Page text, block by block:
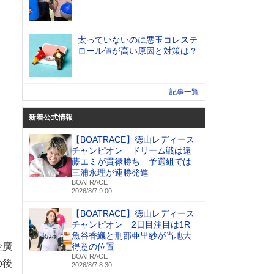
廣
後
太っていないのに悪玉コレステ
ロール値が高い原因と対策は？
記事一覧
新着公式情報
【BOATRACE】徳山レディース
チャンピオン ドリーム戦は遠
藤エミが貫禄勝ち 予選組では
三浦永理が連勝発進
BOATRACE
2026/8/7 9:00
【BOATRACE】徳山レディース
チャンピオン 2日目注目は1R
魚谷香織と刑部亜里紗が当地大
得意の位置
BOATRACE
2026/8/7 8:30